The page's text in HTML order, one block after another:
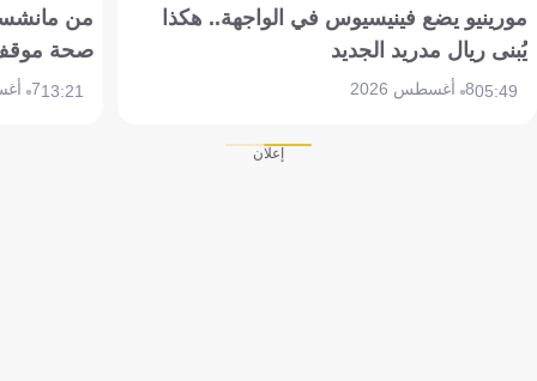
مورينيو يضع فينيسيوس في الواجهة.. هكذا
يُبنى ريال مدريد الجديد
05:498 أغسطس 2026
من
صحة موقف
13:217 أغسطس 2026
إعلان